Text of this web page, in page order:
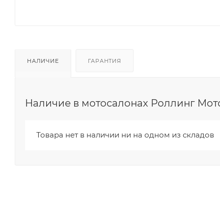
НАЛИЧИЕ ГАРАНТИЯ
Наличие в мотосалонах Роллинг
Товара нет в наличии ни на одном из складов